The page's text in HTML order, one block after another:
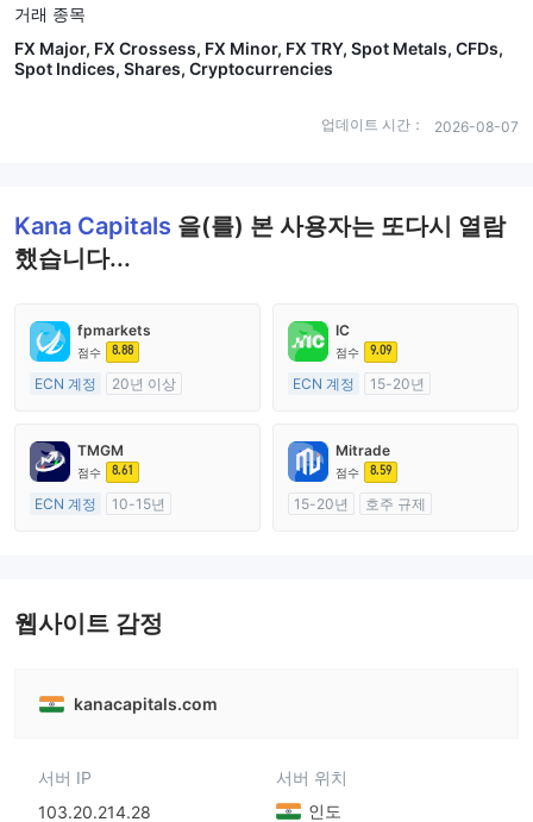
거래 종목
FX Major, FX Crossess, FX Minor, FX TRY, Spot Metals, CFDs,
Spot Indices, Shares, Cryptocurrencies
업데이트 시간： 2026-08-07
Kana Capitals 을(를) 본 사용자는 또다시 열람
했습니다...
fpmarkets
점수 8.88
ECN 계정
20년 이상
외환 거래 라이선스 (MM)
마스터 레이블 MT4
IC
점수 9.09
ECN 계정
15-20년
외환 거래 라이선스 (MM)
마스터 레이블 MT4
TMGM
점수 8.61
ECN 계정
10-15년
Mitrade
점수 8.59
15-20년
호주 규제
웹사이트 감정
kanacapitals.com
서버 IP
103.20.214.28
서버 위치
인도